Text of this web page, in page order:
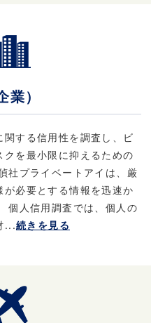
）
する信用性を調査し、ビ
を最小限に抑えるための
社プライベートアイは、厳
必要とする情報を迅速か
個人信用調査では、個人の
...続きを見る